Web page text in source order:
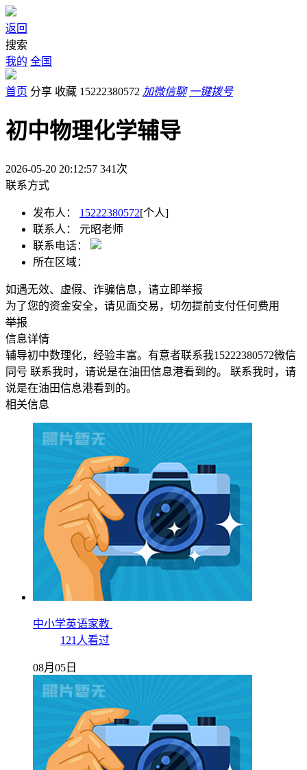
返回
搜索
我的 全国
首页 分享 收藏 15222380572 加微信聊 一键拨号
初中物理化学辅导
2026-05-20 20:12:57 341 次
联系方式
发布人： 15222380572[个人]
联系人：
元昭老师
联系电话：
所在区域：
如遇无效、虚假、诈骗信息，请立即举报
为了您的资金安全，请见面交易，切勿提前支付任何费用
举报
信息详情
辅导初中数理化，经验丰富。有意者联系我15222380572微信
同号 联系我时，请说是在油田信息港看到的。 联系我时，请
说是在油田信息港看到的。
相关信息
中小学英语家教
121人看过
08月05日